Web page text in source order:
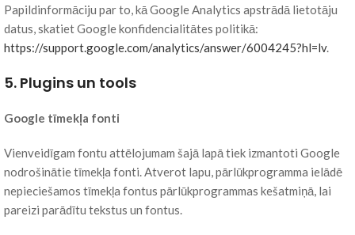
Papildinformāciju par to, kā Google Analytics apstrādā lietotāju
datus, skatiet Google konfidencialitātes politikā:
https://support.google.com/analytics/answer/6004245?hl=lv.
5. Plugins un tools
Google tīmekļa fonti
Vienveidīgam fontu attēlojumam šajā lapā tiek izmantoti Google
nodrošinātie tīmekļa fonti. Atverot lapu, pārlūkprogramma ielādē
nepieciešamos tīmekļa fontus pārlūkprogrammas kešatmiņā, lai
pareizi parādītu tekstus un fontus.